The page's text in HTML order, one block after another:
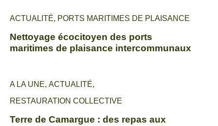
ACTUALITÉ, PORTS MARITIMES DE PLAISANCE
Nettoyage écocitoyen des ports
maritimes de plaisance intercommunaux
A LA UNE, ACTUALITÉ,
RESTAURATION COLLECTIVE
Terre de Camargue : des repas aux